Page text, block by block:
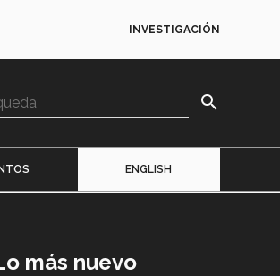
INVESTIGACIÓN
search
ENGLISH
más nuevo